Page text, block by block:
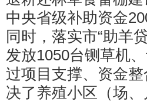
中央省级补助资金
同时，落实市“助羊
发放1050台铡草机
过项目支撑、资金
决了养殖小区（场